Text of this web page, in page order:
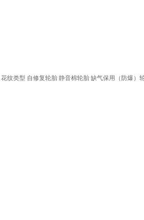
花纹类型 自修复轮胎 静音棉轮胎 缺气保用（防爆）